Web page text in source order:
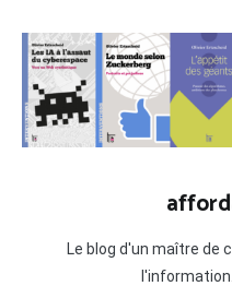
contenu
Le blog d'un maître de